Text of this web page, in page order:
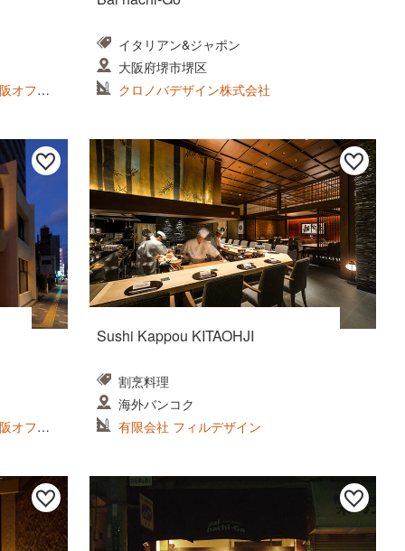
オフィ
イタリアン&ジャポン
大阪府堺市堺区
クロノバデザイン株式会社
オフィ
Sushi Kappou KITAOHJI
割烹料理
海外バンコク
有限会社 フィルデザイン